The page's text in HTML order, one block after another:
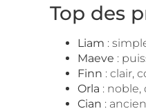
Top des
Liam :
Maeve :
Finn : clair,
Orla : noble,
Cian :